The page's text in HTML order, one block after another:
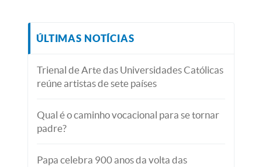
ÚLTIMAS NOTÍCIAS
Trienal de Arte das Universidades Católicas
reúne artistas de sete países
Qual é o caminho vocacional para se tornar
padre?
Papa celebra 900 anos da volta das